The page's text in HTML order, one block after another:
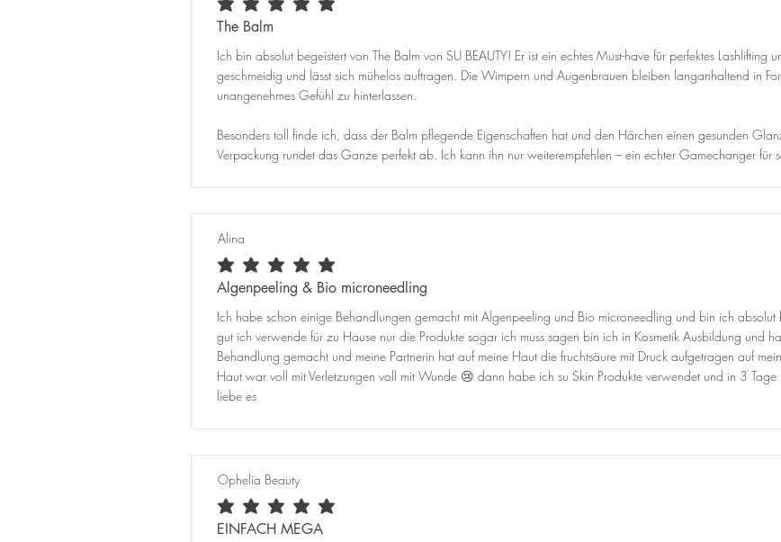
average rating is 5 out of 5
The Balm
Ich bin absolut begeistert von The Balm von SU BEAUTY! Er ist ein echtes Must-have für perfektes Lashlifting
geschmeidig und lässt sich mühelos auftragen. Die Wimpern und Augenbrauen bleiben langanhaltend in
unangenehmes Gefühl zu hinterlassen.
Besonders toll finde ich, dass der Balm pflegende Eigenschaften hat und den Härchen einen gesunden
Verpackung rundet das Ganze perfekt ab. Ich kann ihn nur weiterempfehlen – ein echter Gamechanger für
Alina
average rating is 5 out of 5
Algenpeeling & Bio microneedling
Ich habe schon einige Behandlungen gemacht mit Algenpeeling und Bio microneedling und bin ich absolut
gut ich verwende für zu Hause nur die Produkte sogar ich muss sagen bin ich in Kosmetik Ausbildung und
Behandlung gemacht und meine Partnerin hat auf meine Haut die fruchtsäure mit Druck aufgetragen auf
Haut war voll mit Verletzungen voll mit Wunde 😢 dann habe ich su Skin Produkte verwendet und in 3
liebe es
Ophelia Beauty
average rating is 5 out of 5
EINFACH MEGA